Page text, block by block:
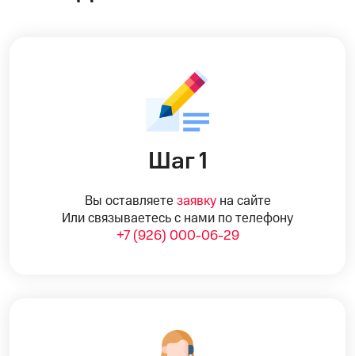
Шаг 1
Вы оставляете заявкуна сайте
Или связываетесь с нами по телефону
+7 (926) 000-06-29